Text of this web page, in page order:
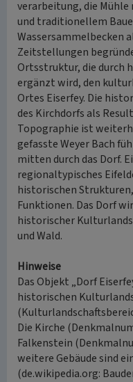
verarbeitung, die
und traditionellem
Wassersammelbecken
Zeitstellungen
Ortsstruktur, die durch
ergänzt wird, den
Ortes Eiserfey. Die
des Kirchdorfs als
Topographie ist
gefasste Weyer Bach
mitten durch das Dorf.
regionaltypisches
historischen
Funktionen. Das Dorf
historischer
und Wald.
Hinweise
Das Objekt „Dorf
historischen
Die Kirche
Falkenstein
weitere Gebäude sind
(de.wikipedia.org: